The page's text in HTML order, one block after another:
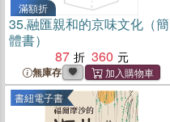
滿額折
35.融匯親和的京味文化（簡
體書）
87
360
無庫存
書紐電子書